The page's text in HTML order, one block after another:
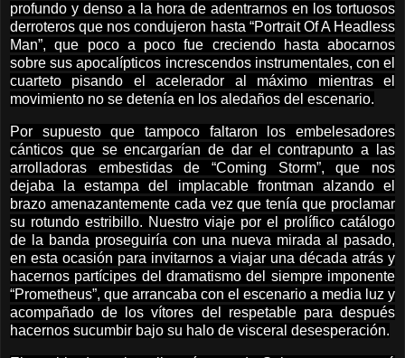
profundo y denso a la hora de adentrarnos en los tortuosos
derroteros que nos condujeron hasta “Portrait Of A Headless
Man”, que poco a poco fue creciendo hasta abocarnos
sobre sus apocalípticos increscendos instrumentales, con el
cuarteto pisando el acelerador al máximo mientras el
movimiento no se detenía en los aledaños del escenario.
Por supuesto que tampoco faltaron los embelesadores
cánticos que se encargarían de dar el contrapunto a las
arrolladoras embestidas de “Coming Storm”, que nos
dejaba la estampa del implacable frontman alzando el
brazo amenazantemente cada vez que tenía que proclamar
su rotundo estribillo. Nuestro viaje por el prolífico catálogo
de la banda proseguiría con una nueva mirada al pasado,
en esta ocasión para invitarnos a viajar una década atrás y
hacernos partícipes del dramatismo del siempre imponente
“Prometheus”, que arrancaba con el escenario a media luz y
acompañado de los vítores del respetable para después
hacernos sucumbir bajo su halo de visceral desesperación.